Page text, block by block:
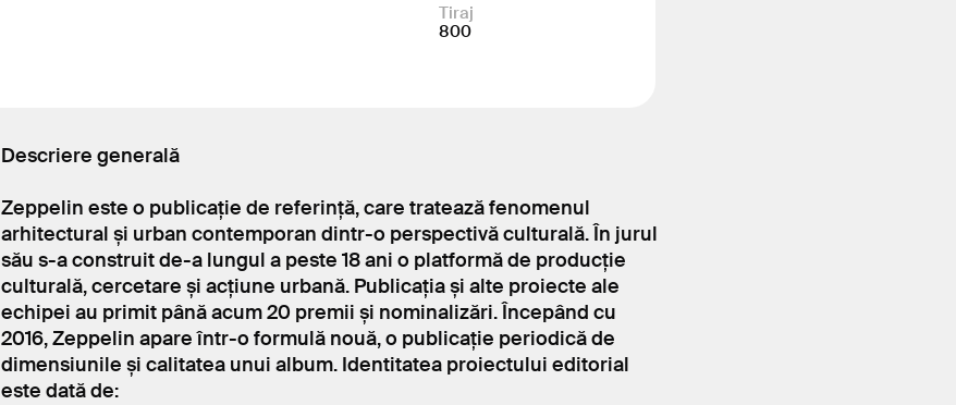
Tiraj
800
Descriere generală
Zeppelin este o publicație de referință, care tratează fenomenul
arhitectural și urban contemporan dintr-o perspectivă culturală. În jurul
său s-a construit de-a lungul a peste 18 ani o platformă de producție
culturală, cercetare și acțiune urbană. Publicația și alte proiecte ale
echipei au primit până acum 20 premii și nominalizări. Începând cu
2016, Zeppelin apare într-o formulă nouă, o publicație periodică de
dimensiunile și calitatea unui album. Identitatea proiectului editorial
este dată de: